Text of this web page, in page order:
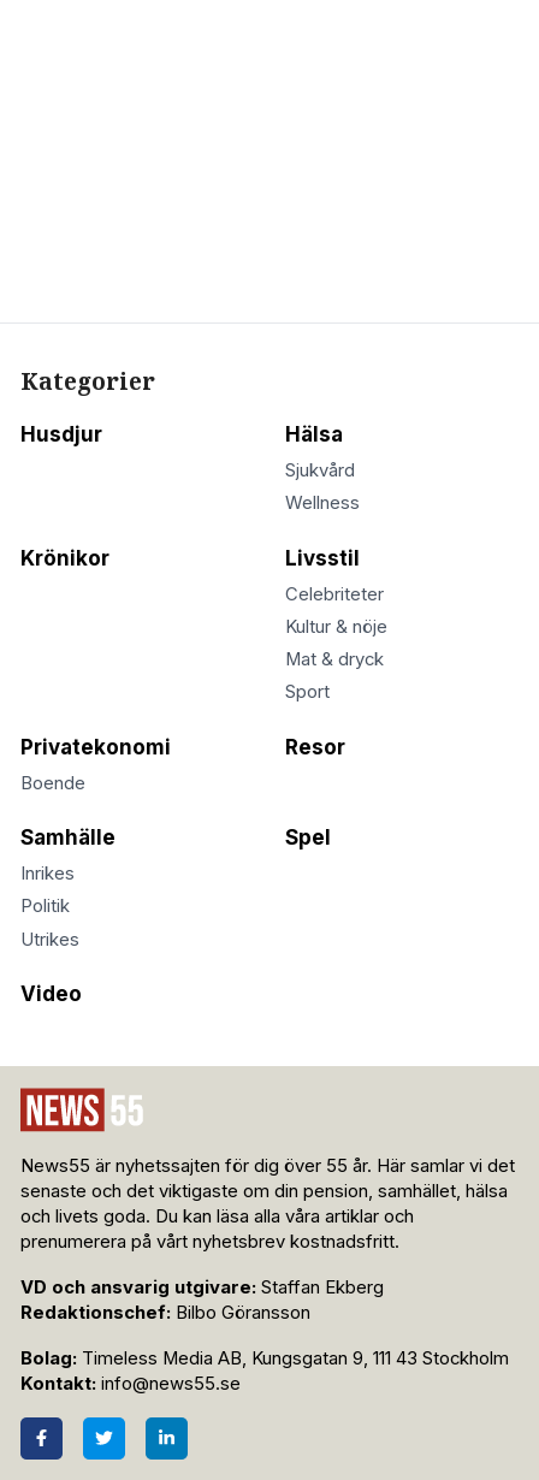
Kategorier
Husdjur Hälsa
Sjukvård
Wellness
Krönikor Livsstil
Celebriteter
Kultur & nöje
Mat & dryck
Sport
Privatekonomi
Boende
Resor
Samhälle
Inrikes
Politik
Utrikes
Spel
Video
News55 är nyhetssajten för dig över 55 år. Här samlar vi det
senaste och det viktigaste om din pension, samhället, hälsa
och livets goda. Du kan läsa alla våra artiklar och
prenumerera på vårt nyhetsbrev kostnadsfritt.
VD och ansvarig utgivare: Staffan Ekberg
Redaktionschef: Bilbo Göransson
Bolag: Timeless Media AB, Kungsgatan 9, 111 43 Stockholm
Kontakt: info@news55.se